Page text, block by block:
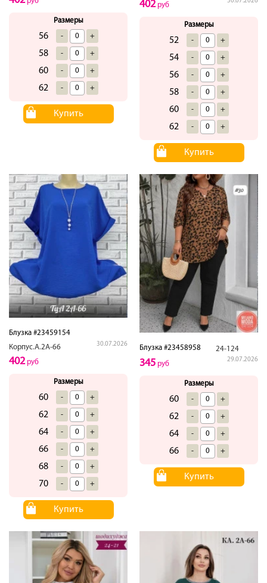
Размеры
56 - +
58 - +
60 - +
62 - +
Купить
402руб
Размеры
52 - +
54 - +
56 - +
58 - +
60 - +
62 - +
Купить
Блузка #23459154
Корпус.А.2А-66
30.07.2026
402руб
Размеры
60 - +
62 - +
64 - +
66 - +
68 - +
70 - +
Купить
Блузка #23458958 24-124
29.07.2026
345 руб
Размеры
60 - +
62 - +
64 - +
66 - +
Купить